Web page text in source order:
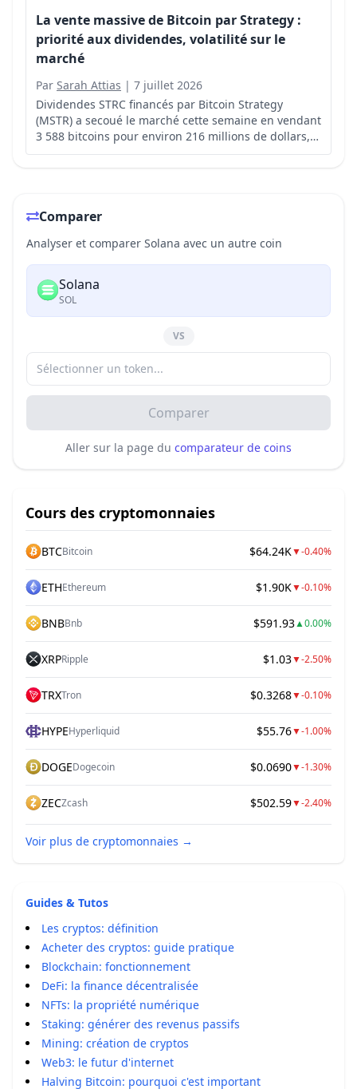
La vente massive de Bitcoin par Strategy :
priorité aux dividendes, volatilité sur le
marché
Par Sarah Attias | 7 juillet 2026
Dividendes STRC financés par Bitcoin Strategy
(MSTR) a secoué le marché cette semaine en vendant
3 588 bitcoins pour environ 216 millions de dollars,
selon un dépôt auprès de la SEC daté de lundi.
Comparer
Analyser et comparer Solana avec un autre coin
Solana
SOL
VS
Comparer
Aller sur la page du comparateur de coins
Cours des cryptomonnaies
BTCBitcoin $64.24K▼-0.40%
ETHEthereum $1.90K▼-0.10%
BNBBnb $591.93▲0.00%
XRPRipple $1.03▼-2.50%
TRXTron $0.3268▼-0.10%
HYPEHyperliquid $55.76▼-1.00%
DOGEDogecoin $0.0690▼-1.30%
ZECZcash $502.59▼-2.40%
Voir plus de cryptomonnaies →
Guides & Tutos
Les cryptos: définition
Acheter des cryptos: guide pratique
Blockchain: fonctionnement
DeFi: la finance décentralisée
NFTs: la propriété numérique
Staking: générer des revenus passifs
Mining: création de cryptos
Web3: le futur d'internet
Halving Bitcoin: pourquoi c'est important